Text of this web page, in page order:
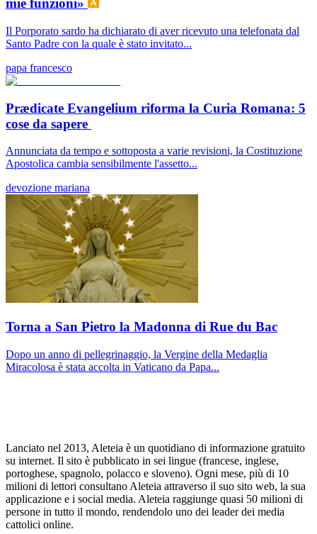
mie funzioni»
Il Porporato sardo ha dichiarato di aver ricevuto una telefonata dal
Santo Padre con la quale è stato invitato...
papa francesco
Prædicate Evangelium riforma la Curia Romana: 5
cose da sapere
Annunciata da tempo e sottoposta a varie revisioni, la Costituzione
Apostolica cambia sensibilmente l'assetto...
devozione mariana
Torna a San Pietro la Madonna di Rue du Bac
Dopo un anno di pellegrinaggio, la Vergine della Medaglia
Miracolosa è stata accolta in Vaticano da Papa...
Lanciato nel 2013, Aleteia è un quotidiano di informazione gratuito
su internet. Il sito è pubblicato in sei lingue (francese, inglese,
portoghese, spagnolo, polacco e sloveno). Ogni mese, più di 10
milioni di lettori consultano Aleteia attraverso il suo sito web, la sua
applicazione e i social media. Aleteia raggiunge quasi 50 milioni di
persone in tutto il mondo, rendendolo uno dei leader dei media
cattolici online.